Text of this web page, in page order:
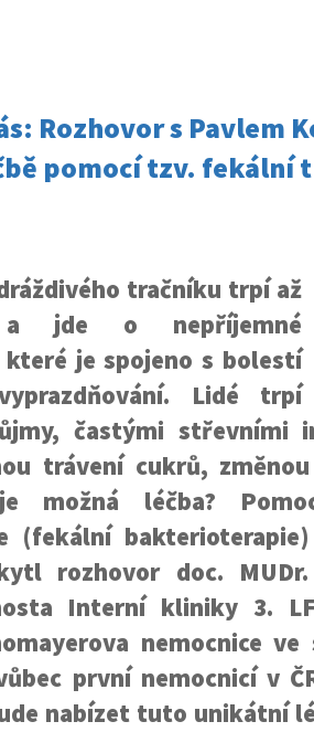
Rozhovor s Pavlem
pomocí tzv. fekální
tračníku trpí až
jde o nepříjemné
které je spojeno s bolestí
Lidé trpí
častými střevními
trávení cukrů,
možná léčba?
(fekální
rozhovor doc.
Interní kliniky 3.
nemocnice ve
první nemocnicí v
nabízet tuto unikátní